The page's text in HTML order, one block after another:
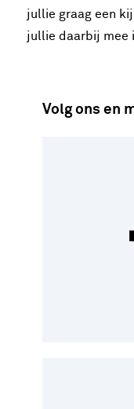
jullie graag een
jullie daarbij mee
Volg ons en